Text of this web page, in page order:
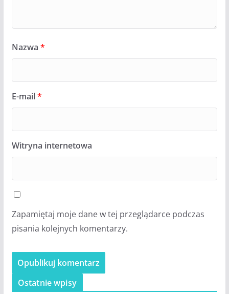
Nazwa *
E-mail*
Witryna internetowa
Zapamiętaj moje dane w tej przeglądarce podczas
pisania kolejnych komentarzy.
Ostatnie wpisy